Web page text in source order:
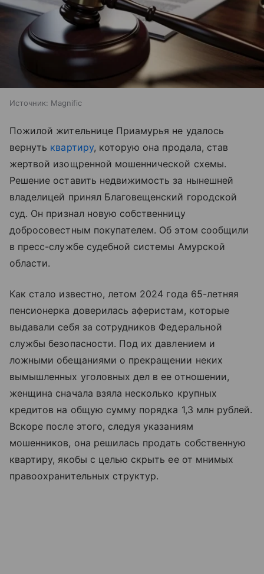
Источник: Magnific
Пожилой жительнице Приамурья не удалось
вернуть квартиру, которую она продала, став
жертвой изощренной мошеннической схемы.
Решение оставить недвижимость за нынешней
владелицей принял Благовещенский городской
суд. Он признал новую собственницу
добросовестным покупателем. Об этом сообщили
в пресс-службе судебной системы Амурской
области.
Как стало известно, летом 2024 года 65-летняя
пенсионерка доверилась аферистам, которые
выдавали себя за сотрудников Федеральной
службы безопасности. Под их давлением и
ложными обещаниями о прекращении неких
вымышленных уголовных дел в ее отношении,
женщина сначала взяла несколько крупных
кредитов на общую сумму порядка 1,3 млн рублей.
Вскоре после этого, следуя указаниям
мошенников, она решилась продать собственную
квартиру, якобы с целью скрыть ее от мнимых
правоохранительных структур.